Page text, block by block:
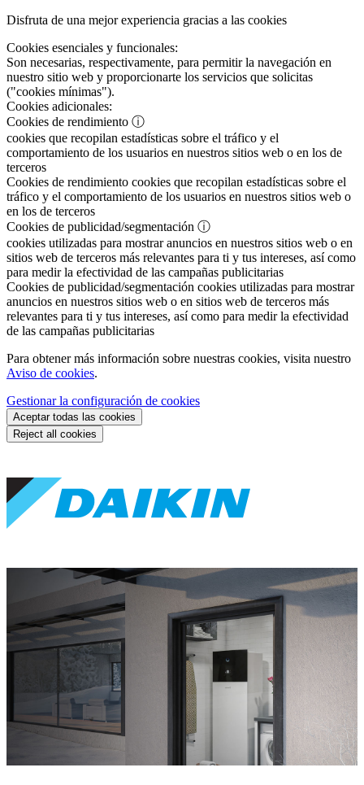
Disfruta de una mejor experiencia gracias a las cookies
Cookies esenciales y funcionales:
Son necesarias, respectivamente, para permitir la navegación en
nuestro sitio web y proporcionarte los servicios que solicitas
("cookies mínimas").
Cookies adicionales:
Cookies de rendimiento ⓘ
cookies que recopilan estadísticas sobre el tráfico y el
comportamiento de los usuarios en nuestros sitios web o en los de
terceros
Cookies de rendimiento cookies que recopilan estadísticas sobre el
tráfico y el comportamiento de los usuarios en nuestros sitios web o
en los de terceros
Cookies de publicidad/segmentación ⓘ
cookies utilizadas para mostrar anuncios en nuestros sitios web o en
sitios web de terceros más relevantes para ti y tus intereses, así como
para medir la efectividad de las campañas publicitarias
Cookies de publicidad/segmentación cookies utilizadas para mostrar
anuncios en nuestros sitios web o en sitios web de terceros más
relevantes para ti y tus intereses, así como para medir la efectividad
de las campañas publicitarias
Para obtener más información sobre nuestras cookies, visita nuestro
Aviso de cookies.
Gestionar la configuración de cookies
Aceptar todas las cookies
Reject all cookies